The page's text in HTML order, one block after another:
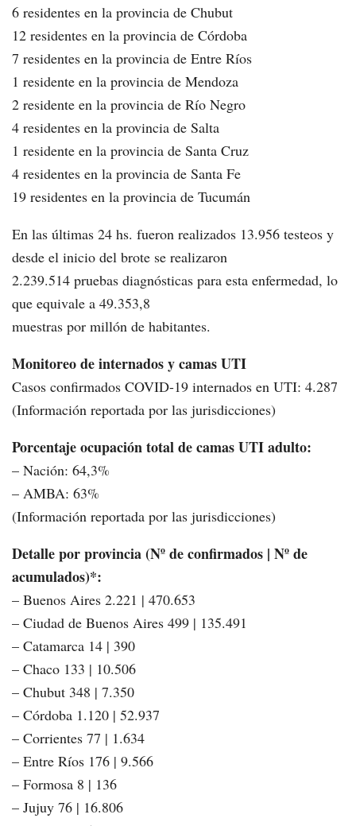
6 residentes en la provincia de Chubut
12 residentes en la provincia de Córdoba
7 residentes en la provincia de Entre Ríos
1 residente en la provincia de Mendoza
2 residente en la provincia de Río Negro
4 residentes en la provincia de Salta
1 residente en la provincia de Santa Cruz
4 residentes en la provincia de Santa Fe
19 residentes en la provincia de Tucumán
En las últimas 24 hs. fueron realizados 13.956 testeos y
desde el inicio del brote se realizaron
2.239.514 pruebas diagnósticas para esta enfermedad, lo
que equivale a 49.353,8
muestras por millón de habitantes.
Monitoreo de internados y camas UTI
Casos confirmados COVID-19 internados en UTI: 4.287
(Información reportada por las jurisdicciones)
Porcentaje ocupación total de camas UTI adulto:
– Nación: 64,3%
– AMBA: 63%
(Información reportada por las jurisdicciones)
Detalle por provincia (Nº de confirmados | Nº de
acumulados)*:
– Buenos Aires 2.221 | 470.653
– Ciudad de Buenos Aires 499 | 135.491
– Catamarca 14 | 390
– Chaco 133 | 10.506
– Chubut 348 | 7.350
– Córdoba 1.120 | 52.937
– Corrientes 77 | 1.634
– Entre Ríos 176 | 9.566
– Formosa 8 | 136
– Jujuy 76 | 16.806